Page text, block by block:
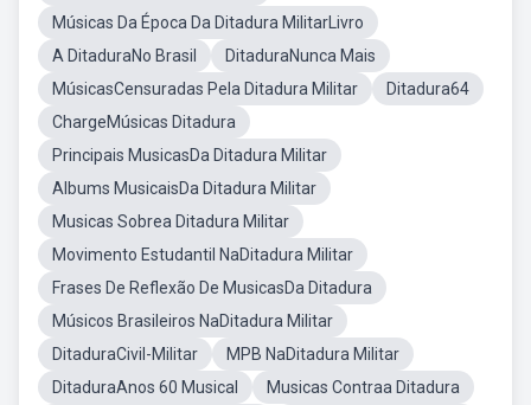
Músicas Da Época Da Ditadura MilitarLivro
A DitaduraNo Brasil
DitaduraNunca Mais
MúsicasCensuradas Pela Ditadura Militar
Ditadura64
ChargeMúsicas Ditadura
Principais MusicasDa Ditadura Militar
Albums MusicaisDa Ditadura Militar
Musicas Sobrea Ditadura Militar
Movimento Estudantil NaDitadura Militar
Frases De Reflexão De MusicasDa Ditadura
Músicos Brasileiros NaDitadura Militar
DitaduraCivil-Militar
MPB NaDitadura Militar
DitaduraAnos 60 Musical
Musicas Contraa Ditadura